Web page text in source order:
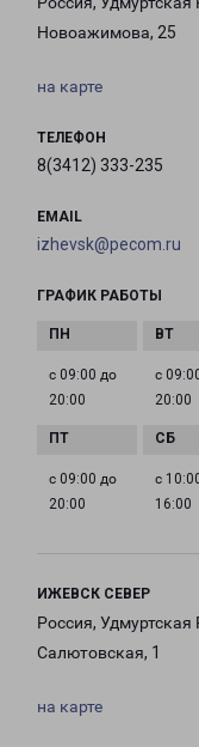
Новоажимова, 25
на карте
ТЕЛЕФОН
8(3412) 333-235
EMAIL
izhevsk@pecom.ru
ГРАФИК РАБОТЫ
с 09:00 до
20:00
с
20:00
с 09:00 до
20:00
с
16:00
ИЖЕВСК СЕВЕР
Россия,
Салютовская, 1
на карте